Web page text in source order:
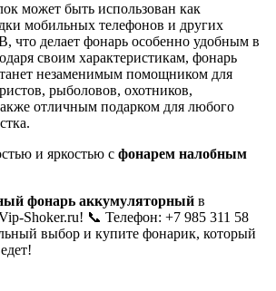
может быть использован как
мобильных телефонов и других
что делает фонарь особенно удобным в
своим характеристикам, фонарь
незаменимым помощником для
рыболовов, охотников,
отличным подарком для любого
и яркостью с фонарем налобным
фонарь аккумуляторный в
Shoker.ru! 📞 Телефон: +7 985 311 58
выбор и купите фонарик, который